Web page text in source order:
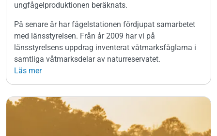
ungfågelproduktionen beräknats.
På senare år har fågelstationen fördjupat samarbetet
med länsstyrelsen. Från år 2009 har vi på
länsstyrelsens uppdrag inventerat våtmarksfåglarna i
samtliga våtmarksdelar av naturreservatet.
Läs mer